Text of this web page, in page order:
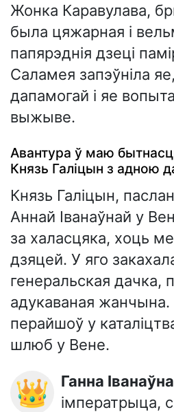
Жонка Каравулава,
была цяжарная і
папярэднія дзеці
Саламея запэўніла
дапамогай і яе
выжыве.
Авантура ў маю
Князь Галіцын з адною
Князь Галіцын,
Аннай Іванаўнай у
за халасцяка, хоць
дзяцей. У яго
генеральская дачка,
адукаваная жанчына.
перайшоў у
шлюб у Вене.
👑 Ганна Іванаўна
імператрыца,